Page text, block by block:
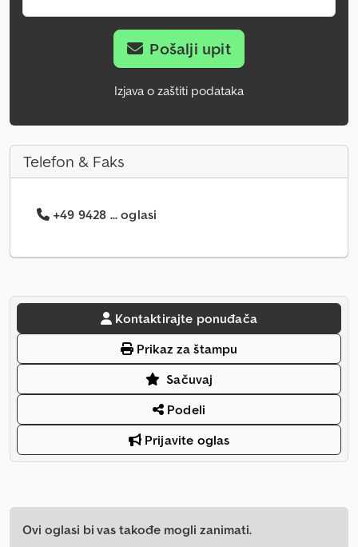
Pošalji upit
Izjava o zaštiti podataka
Telefon & Faks
+49 9428 ... oglasi
Kontaktirajte ponuđača
Prikaz za štampu
Sačuvaj
Podeli
Prijavite oglas
Ovi oglasi bi vas takođe mogli zanimati.